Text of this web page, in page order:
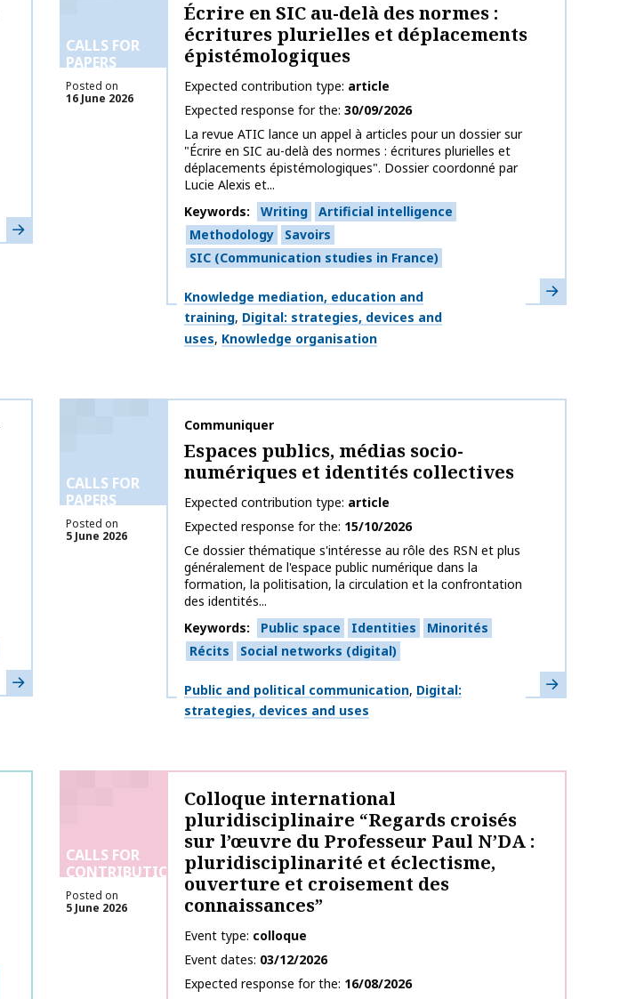
Learn more
CALLS FOR
PAPERS
Posted on
16 June 2026
Écrire en SIC au-delà des normes :
écritures plurielles et déplacements
épistémologiques
Expected contribution type article
Expected response for the 30/09/2026
La revue ATIC lance un appel à articles pour un dossier sur
"Écrire en SIC au-delà des normes : écritures plurielles et
déplacements épistémologiques". Dossier coordonné par
Lucie Alexis et...
Keywords
Writing
Artificial intelligence
Methodology
Savoirs
SIC (Communication studies in France)
Themes
Knowledge mediation, education and
training Digital: strategies, devices and
uses Knowledge organisation
Learn more
Learn more
CALLS FOR
PAPERS
Posted on
5 June 2026
Publication name
Communiquer
Espaces publics, médias socio-
numériques et identités collectives
Expected contribution type article
Expected response for the 15/10/2026
Ce dossier thématique s'intéresse au rôle des RSN et plus
généralement de l'espace public numérique dans la
formation, la politisation, la circulation et la confrontation
des identités...
Keywords
Public space Identities
Minorités
Récits
Social networks (digital)
Themes
Public and political communication Digital:
strategies, devices and uses
Learn more
CALLS FOR
CONTRIBUTIONS
Posted on
5 June 2026
Colloque international
pluridisciplinaire “Regards croisés
sur l’œuvre du Professeur Paul N’DA :
pluridisciplinarité et éclectisme,
ouverture et croisement des
connaissances”
Event type colloque
Event dates 03/12/2026
Expected response for the 16/08/2026